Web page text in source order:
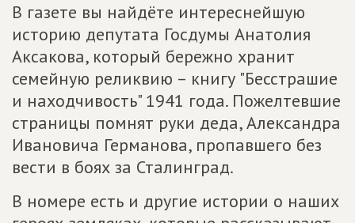
В газете вы найдёте интереснейшую
историю депутата Госдумы Анатолия
Аксакова, который бережно хранит
семейную реликвию – книгу "Бесстрашие
и находчивость" 1941 года. Пожелтевшие
страницы помнят руки деда, Александра
Ивановича Германова, пропавшего без
вести в боях за Сталинград.
В номере есть и другие истории о наших